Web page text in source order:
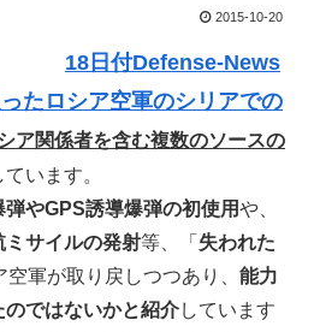
2015-10-20
18日付Defense-News
たロシア空軍のシリアでの
ア関係者を含む複数のソースの
ています。
やGPS誘導爆弾の初使用や、
ミサイルの発射等、「 失われた
空軍が取り戻しつつあり、 能力
のではないかと紹介しています